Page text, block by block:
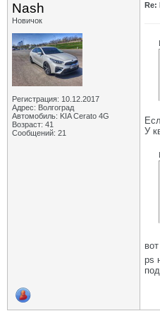
Nash
Новичок
Регистрация: 10.12.2017
Адрес: Волгоград
Автомобиль: KIA Cerato 4G
Возраст: 41
Сообщений: 21
Re:
У
ps